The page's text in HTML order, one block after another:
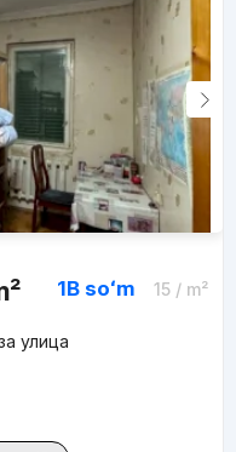
1B soʻm 15/ m²
улица